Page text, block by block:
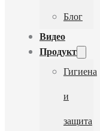
Блог
Видео
Продукт
Гигиена
и
защита